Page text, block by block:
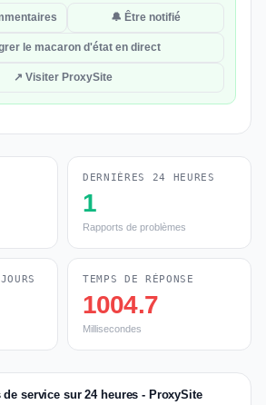
🔔 Être notifié
le macaron d'état en direct
↗ Visiter ProxySite
DERNIÈRES 24 HEURES
1
Rapports de problèmes
TEMPS DE RÉPONSE
1004.7
Millisecondes
service sur 24 heures - ProxySite